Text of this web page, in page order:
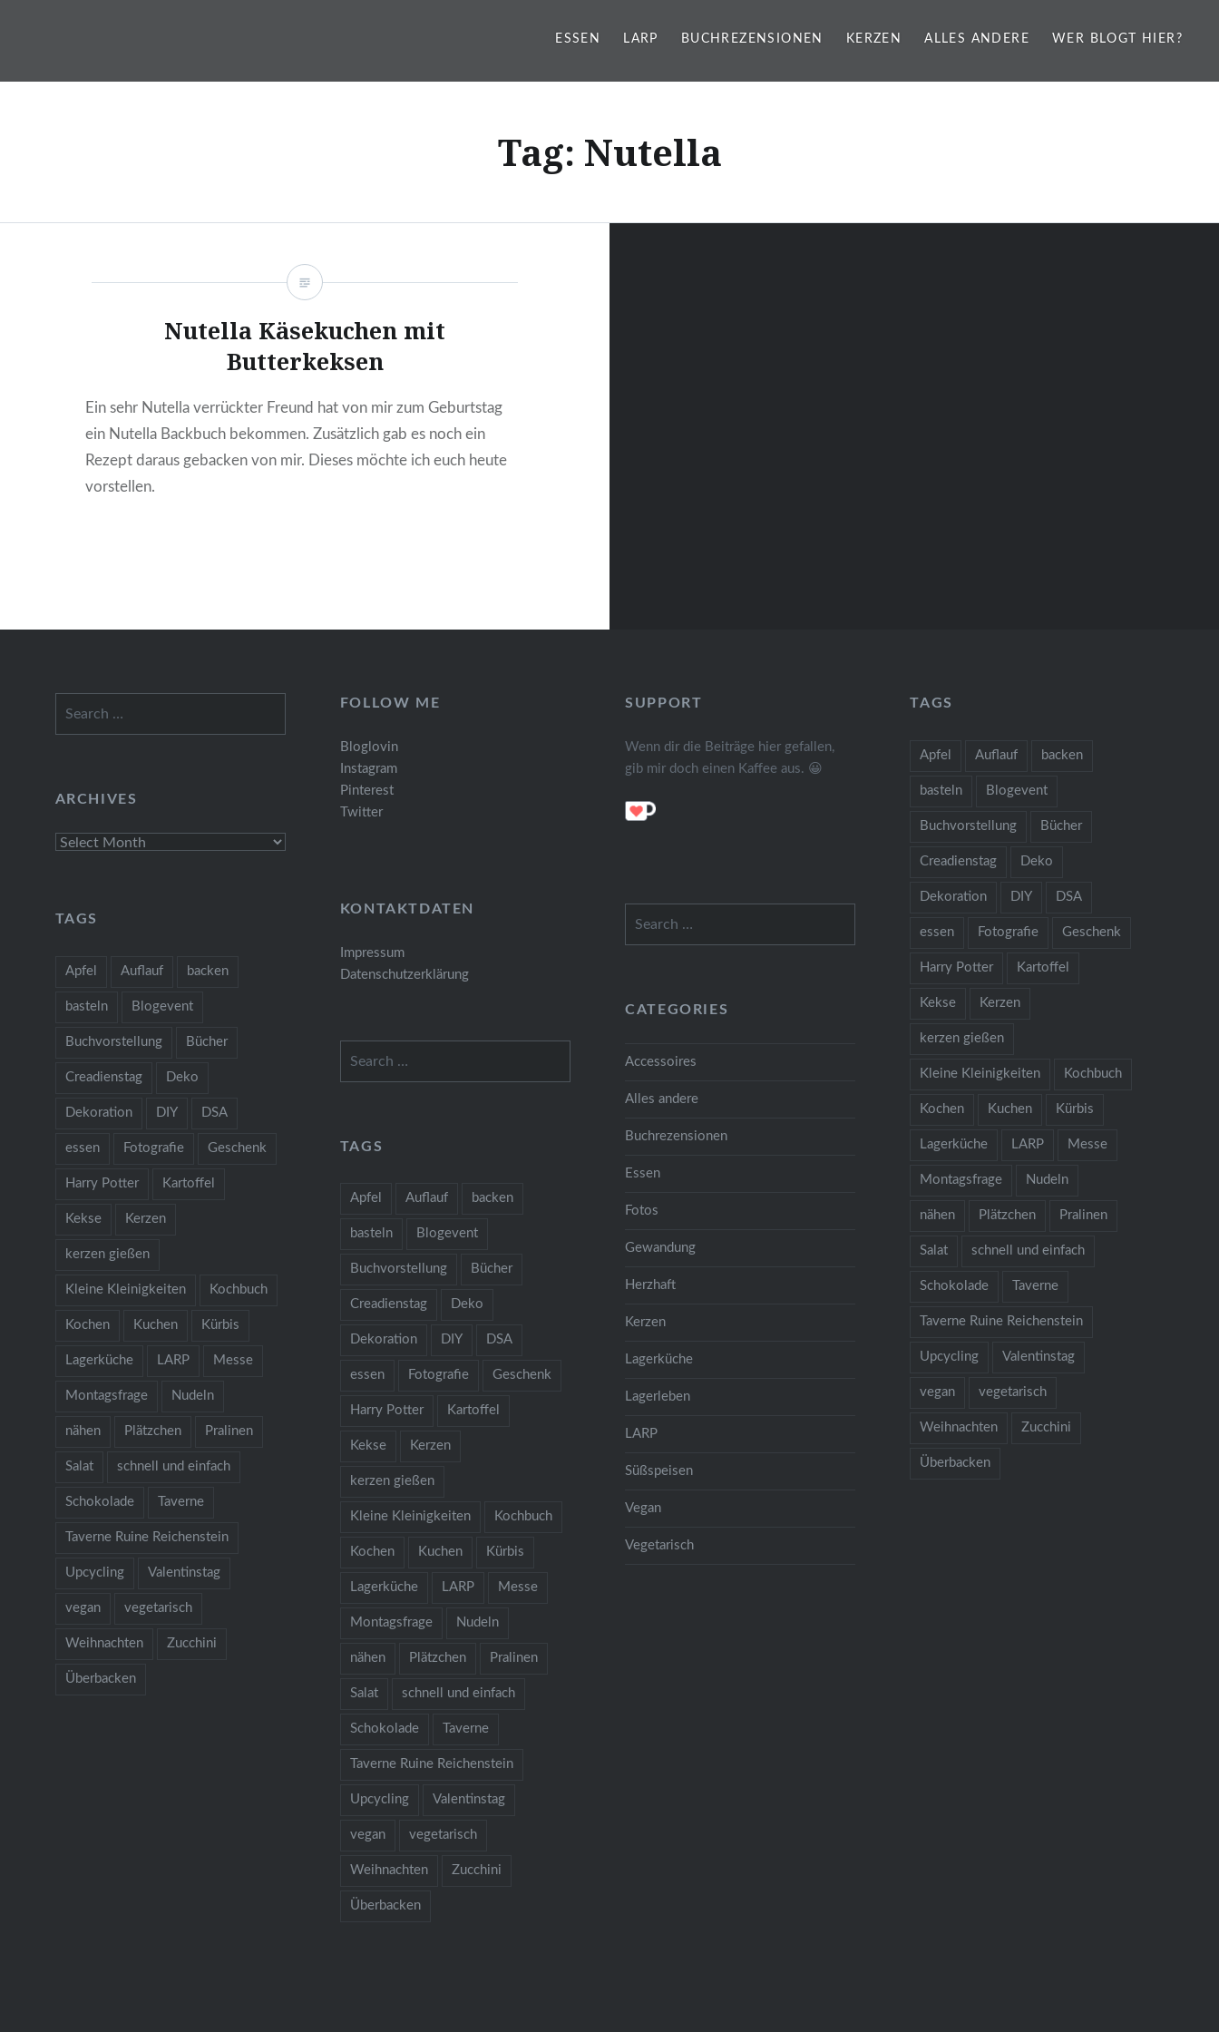
ESSEN LARP BUCHREZENSIONEN KERZEN ALLES ANDERE WER BLOGT HIER?
Tag: Nutella
Nutella Käsekuchen mit
Butterkeksen
Ein sehr Nutella verrückter Freund hat von mir zum Geburtstag
ein Nutella Backbuch bekommen. Zusätzlich gab es noch ein
Rezept daraus gebacken von mir. Dieses möchte ich euch heute
vorstellen.
FOLLOW ME
Bloglovin
Instagram
Pinterest
Twitter
SUPPORT
Wenn dir die Beiträge hier gefallen,
gib mir doch einen Kaffee aus. 😀
TAGS
Apfel Auflauf backen
basteln Blogevent
Buchvorstellung Bücher
Creadienstag Deko
Dekoration DIY DSA
essen Fotografie Geschenk
Harry Potter Kartoffel
Kekse Kerzen
kerzen gießen
Kleine Kleinigkeiten Kochbuch
Kochen Kuchen Kürbis
Lagerküche LARP Messe
Montagsfrage Nudeln
nähen Plätzchen Pralinen
Salat schnell und einfach
Schokolade Taverne
Taverne Ruine Reichenstein
Upcycling Valentinstag
vegan vegetarisch
Weihnachten Zucchini
Überbacken
ARCHIVES
Archives
KONTAKTDATEN
Impressum
Datenschutzerklärung
TAGS
Apfel Auflauf backen
basteln Blogevent
Buchvorstellung Bücher
Creadienstag Deko
Dekoration DIY DSA
essen Fotografie Geschenk
Harry Potter Kartoffel
Kekse Kerzen
kerzen gießen
Kleine Kleinigkeiten Kochbuch
Kochen Kuchen Kürbis
Lagerküche LARP Messe
Montagsfrage Nudeln
nähen Plätzchen Pralinen
Salat schnell und einfach
Schokolade Taverne
Taverne Ruine Reichenstein
Upcycling Valentinstag
vegan vegetarisch
Weihnachten Zucchini
Überbacken
CATEGORIES
Accessoires
Alles andere
Buchrezensionen
Essen
Fotos
Gewandung
Herzhaft
Kerzen
Lagerküche
Lagerleben
LARP
Süßspeisen
Vegan
Vegetarisch
TAGS
Apfel Auflauf backen
basteln Blogevent
Buchvorstellung Bücher
Creadienstag Deko
Dekoration DIY DSA
essen Fotografie Geschenk
Harry Potter Kartoffel
Kekse Kerzen
kerzen gießen
Kleine Kleinigkeiten Kochbuch
Kochen Kuchen Kürbis
Lagerküche LARP Messe
Montagsfrage Nudeln
nähen Plätzchen Pralinen
Salat schnell und einfach
Schokolade Taverne
Taverne Ruine Reichenstein
Upcycling Valentinstag
vegan vegetarisch
Weihnachten Zucchini
Überbacken